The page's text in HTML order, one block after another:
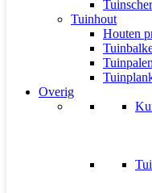
Tuinhout
Houten
Tuinpalen
Overig